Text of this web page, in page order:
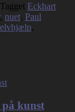
Tagget Eckhart
, nuet, Paul
,
på kunst